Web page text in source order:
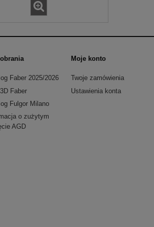
Faber 2025/2026
Faber
Fulgor Milano
o zużytym
AGD
Moje konto
Twoje zamówienia
Ustawienia konta